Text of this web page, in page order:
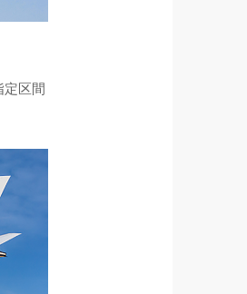
定区間